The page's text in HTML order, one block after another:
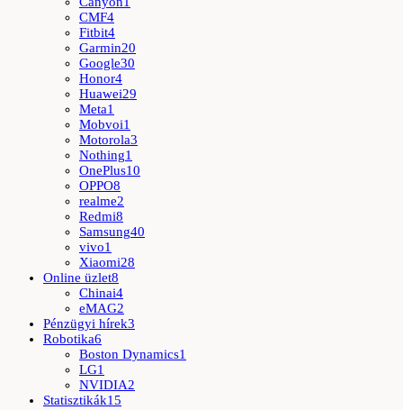
CMF4
Fitbit4
Garmin20
Google30
Honor4
Huawei29
Meta1
Mobvoi1
Motorola3
Nothing1
OnePlus10
OPPO8
realme2
Redmi8
Samsung40
vivo1
Xiaomi28
Online üzlet8
Chinai4
eMAG2
Pénzügyi hírek3
Robotika6
Boston Dynamics1
LG1
NVIDIA2
Statisztikák15